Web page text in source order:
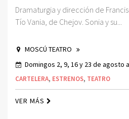
Dramaturgia y dirección de
Tío Vania, de Chejov. Sonia y su...
MOSCÚ TEATRO
Domingos 2, 9, 16 y 23 de agosto
CARTELERA, ESTRENOS, TEATRO
VER MÁS